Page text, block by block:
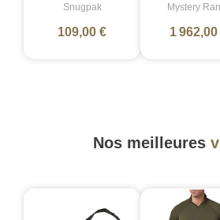
Snugpak
109,00 €
Mystery
1 962,00
Nos meilleures